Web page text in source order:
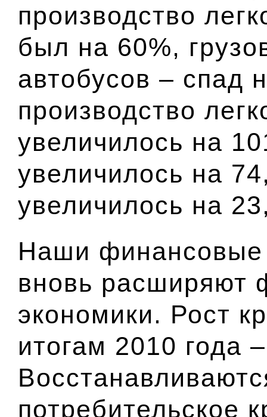
производство
был на 60%,
автобусов – спад
производство
увеличилось на
увеличилось на
увеличилось на
Наши финансовые
вновь расширяют
экономики. Рост
итогам 2010 года
потребительское